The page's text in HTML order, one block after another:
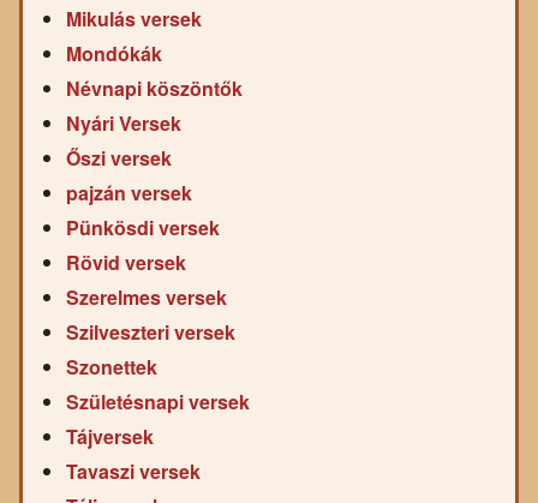
Mikulás versek
Mondókák
Névnapi köszöntők
Nyári Versek
Őszi versek
pajzán versek
Pünkösdi versek
Rövid versek
Szerelmes versek
Szilveszteri versek
Szonettek
Születésnapi versek
Tájversek
Tavaszi versek